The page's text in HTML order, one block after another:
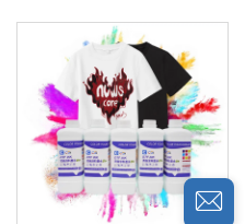
i tekstilne primjene